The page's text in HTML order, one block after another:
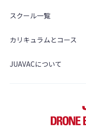
スクール一覧
カリキュラムとコース
JUAVACについて